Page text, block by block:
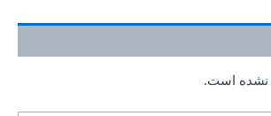
نشده است.